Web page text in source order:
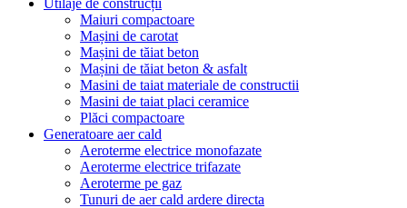
Maiuri compactoare
Mașini de carotat
Mașini de tăiat beton
Mașini de tăiat beton & asfalt
Masini de taiat materiale de constructii
Masini de taiat placi ceramice
Plăci compactoare
Generatoare aer cald
Aeroterme electrice monofazate
Aeroterme electrice trifazate
Aeroterme pe gaz
Tunuri de aer cald ardere directa